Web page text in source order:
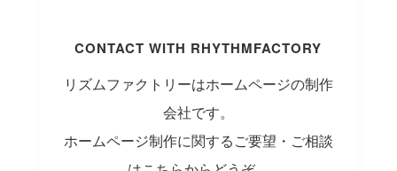
CONTACT WITH RHYTHMFACTORY
リズムファクトリーはホームページの制作
会社です。
ホームページ制作に関するご要望・ご相談